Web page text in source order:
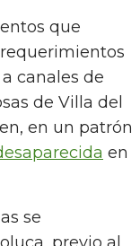
que
canales de
de Villa del
en un patrón
en
se